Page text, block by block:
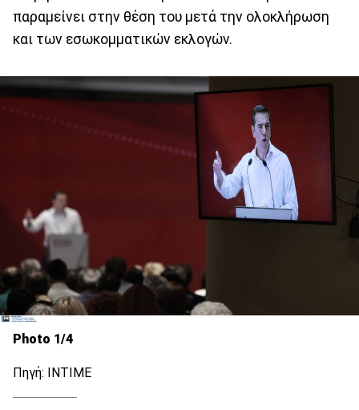
παραμείνει στην θέση του μετά την ολοκλήρωση
και των εσωκομματικών εκλογών.
Photo 1/4
Πηγή: ΙΝΤΙΜΕ